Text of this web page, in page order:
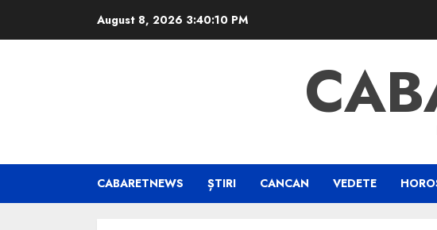
August 8, 2026 3:40:11 PM
CABARETNEWS ȘTIRI CANCAN VEDETE